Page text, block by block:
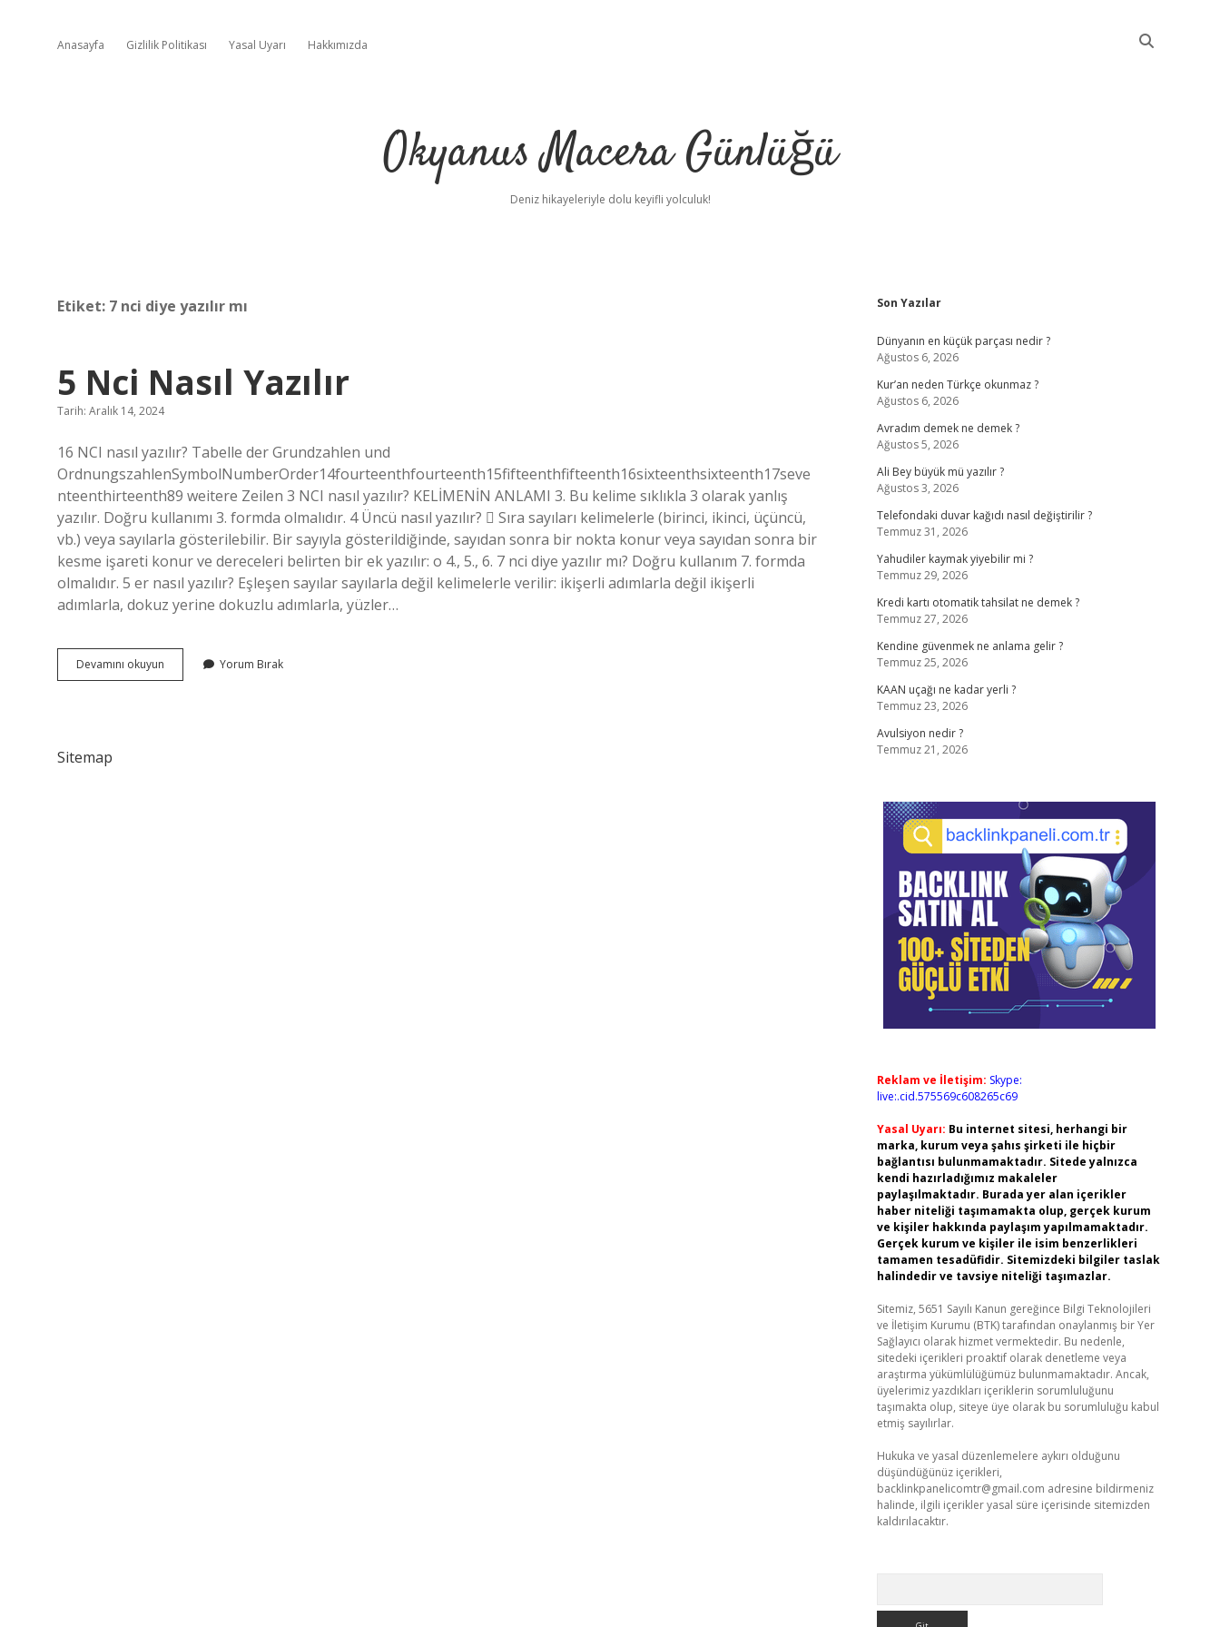
Anasayfa Gizlilik Politikası Yasal Uyarı Hakkımızda
Okyanus Macera Günlüğü
Deniz hikayeleriyle dolu keyifli yolculuk!
Etiket: 7 nci diye yazılır mı
5 Nci Nasıl Yazılır
Tarih: Aralık 14, 2024
16 NCI nasıl yazılır? Tabelle der Grundzahlen und
OrdnungszahlenSymbolNumberOrder14fourteenthfourteenth15fifteenthfifteenth16sixteenthsixteenth17seve
nteenthirteenth89 weitere Zeilen 3 NCI nasıl yazılır? KELİMENİN ANLAMI 3. Bu kelime sıklıkla 3 olarak yanlış
yazılır. Doğru kullanımı 3. formda olmalıdır. 4 Üncü nasıl yazılır?  Sıra sayıları kelimelerle (birinci, ikinci, üçüncü,
vb.) veya sayılarla gösterilebilir. Bir sayıyla gösterildiğinde, sayıdan sonra bir nokta konur veya sayıdan sonra bir
kesme işareti konur ve dereceleri belirten bir ek yazılır: o 4., 5., 6. 7 nci diye yazılır mı? Doğru kullanım 7. formda
olmalıdır. 5 er nasıl yazılır? Eşleşen sayılar sayılarla değil kelimelerle verilir: ikişerli adımlarla değil ikişerli
adımlarla, dokuz yerine dokuzlu adımlarla, yüzler…
Devamını okuyun
Nci
Yorum Bırak
Sitemap
Sidebar
Son Yazılar
Dünyanın en küçük parçası nedir ?
Ağustos 6, 2026
Kur’an neden Türkçe okunmaz ?
Ağustos 6, 2026
Avradım demek ne demek ?
Ağustos 5, 2026
Ali Bey büyük mü yazılır ?
Ağustos 3, 2026
Telefondaki duvar kağıdı nasıl değiştirilir ?
Temmuz 31, 2026
Yahudiler kaymak yiyebilir mi ?
Temmuz 29, 2026
Kredi kartı otomatik tahsilat ne demek ?
Temmuz 27, 2026
Kendine güvenmek ne anlama gelir ?
Temmuz 25, 2026
KAAN uçağı ne kadar yerli ?
Temmuz 23, 2026
Avulsiyon nedir ?
Temmuz 21, 2026
Reklam ve İletişim: Skype:
live:.cid.575569c608265c69
Yasal Uyarı: Bu internet sitesi, herhangi bir
marka, kurum veya şahıs şirketi ile hiçbir
bağlantısı bulunmamaktadır. Sitede yalnızca
kendi hazırladığımız makaleler
paylaşılmaktadır. Burada yer alan içerikler
haber niteliği taşımamakta olup, gerçek kurum
ve kişiler hakkında paylaşım yapılmamaktadır.
Gerçek kurum ve kişiler ile isim benzerlikleri
tamamen tesadüfidir. Sitemizdeki bilgiler taslak
halindedir ve tavsiye niteliği taşımazlar.
Sitemiz, 5651 Sayılı Kanun gereğince Bilgi Teknolojileri
ve İletişim Kurumu (BTK) tarafından onaylanmış bir Yer
Sağlayıcı olarak hizmet vermektedir. Bu nedenle,
sitedeki içerikleri proaktif olarak denetleme veya
araştırma yükümlülüğümüz bulunmamaktadır. Ancak,
üyelerimiz yazdıkları içeriklerin sorumluluğunu
taşımakta olup, siteye üye olarak bu sorumluluğu kabul
etmiş sayılırlar.
Hukuka ve yasal düzenlemelere aykırı olduğunu
düşündüğünüz içerikleri,
backlinkpanelicomtr@gmail.com adresine bildirmeniz
halinde, ilgili içerikler yasal süre içerisinde sitemizden
kaldırılacaktır.